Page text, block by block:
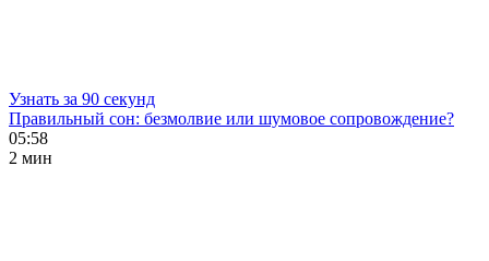
Узнать за 90 секунд
Правильный сон: безмолвие или шумовое сопровождение?
05:58
2 мин